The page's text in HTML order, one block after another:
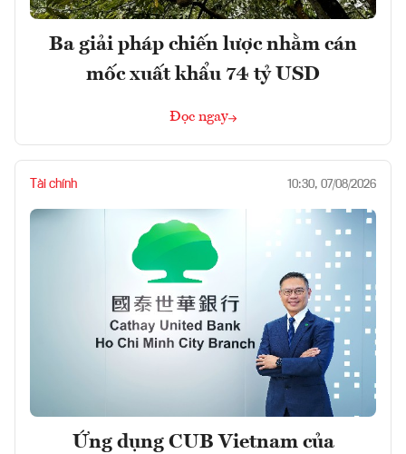
Ba giải pháp chiến lược nhằm cán
mốc xuất khẩu 74 tỷ USD
Đọc ngay
Tài chính 10:30, 07/08/2026
Ứng dụng CUB Vietnam của